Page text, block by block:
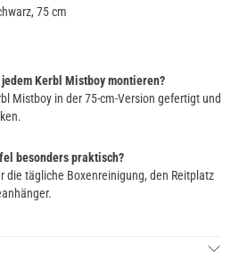
75 cm
Kerbl Mistboy montieren?
Mistboy in der 75-cm-Version gefertigt und
besonders praktisch?
die tägliche Boxenreinigung, den Reitplatz